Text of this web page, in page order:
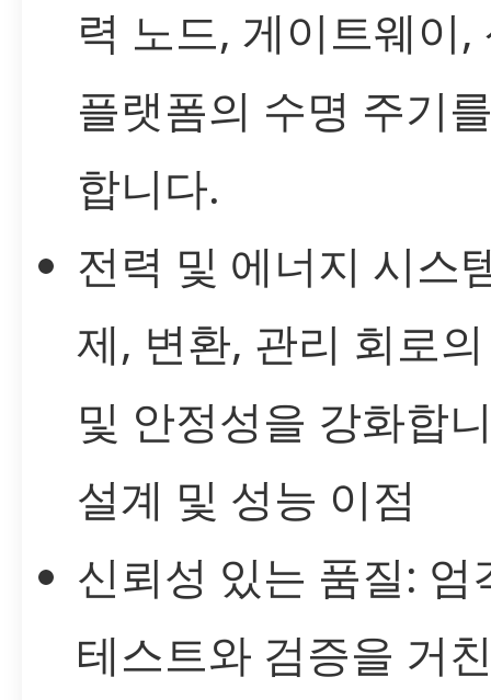
력 노드, 게이트웨이,
플랫폼의 수명 주기
합니다.
전력 및 에너지 시스
제, 변환, 관리 회로
및 안정성을 강화합
설계 및 성능 이점
신뢰성 있는 품질: 엄
테스트와 검증을 거